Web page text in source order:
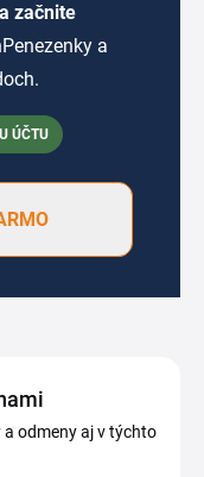
začnite
a
ÚČTU
odmeny aj v týchto